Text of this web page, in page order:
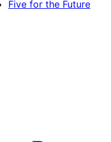
Five for the Future